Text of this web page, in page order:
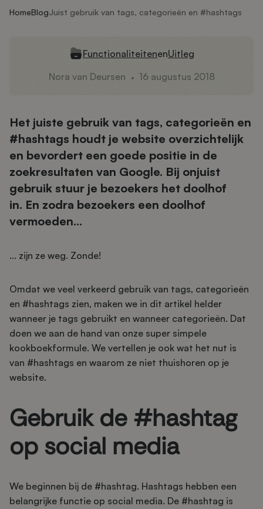
HomeBlogJuist gebruik van tags, categorieën en #hashtags
FunctionaliteitenenUitleg
Nora van Deursen
16 augustus 2018
Het juiste gebruik van tags, categorieën en
#hashtags houdt je website overzichtelijk
en bevordert een goede positie in de
zoekresultaten van Google. Bij onjuist
gebruik stuur je bezoekers het doolhof
in. En zodra bezoekers een doolhof
vermoeden…
... zijn ze weg. Zonde!
Omdat we veel verkeerd gebruik van tags, categorieën
en #hashtags zien, maken we in dit artikel helder
wanneer je tags gebruikt en wanneer categorieën. Dat
doen we aan de hand van onze super simpele
kookboekformule. We vertellen je ook wat het nut is
van #hashtags en waarom ze niet thuishoren op je
website.
Gebruik de #hashtag
op social media
We beginnen bij de #hashtag. Hashtags hebben een
belangrijke functie op social media. De #hashtag is